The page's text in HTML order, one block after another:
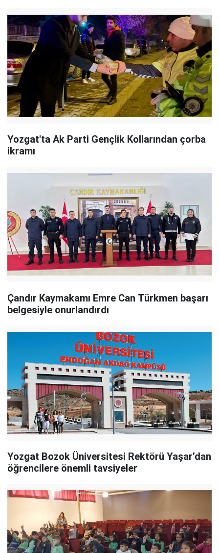
Yozgat'ta Ak Parti Gençlik Kollarından çorba
ikramı
Çandır Kaymakamı Emre Can Türkmen başarı
belgesiyle onurlandırdı
Yozgat Bozok Üniversitesi Rektörü Yaşar’dan
öğrencilere önemli tavsiyeler